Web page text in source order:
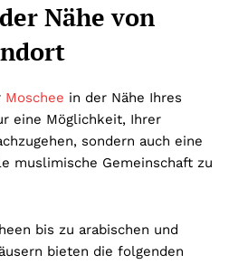
Nähe von
Moschee in der Nähe Ihres
eine Möglichkeit, Ihrer
sondern auch eine
muslimische Gemeinschaft zu
bis zu arabischen und
bieten die folgenden